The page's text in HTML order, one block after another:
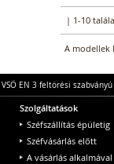
| 1-10
A modellek
VSÖ EN 3 feltörési
Szolgáltatások
Széfszállítás épületig
Széfvásárlás előtt
A vásárlás alkalmával